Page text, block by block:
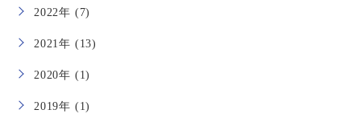
2022年 (7)
2021年 (13)
2020年 (1)
2019年 (1)